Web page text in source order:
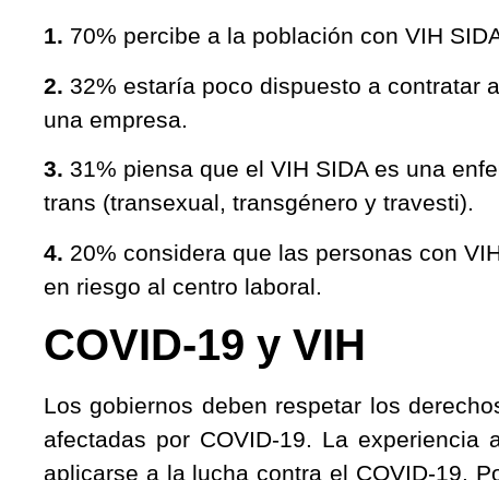
1. 70% percibe a la población con VIH
2. 32% estaría poco dispuesto a contratar
una empresa.
3. 31% piensa que el VIH SIDA es una
trans (transexual, transgénero y travesti).
4. 20% considera que las personas con
en riesgo al centro laboral.
COVID-19 y VIH
Los gobiernos deben respetar los
afectadas por COVID-19. La
aplicarse a la lucha contra el COVID-19.